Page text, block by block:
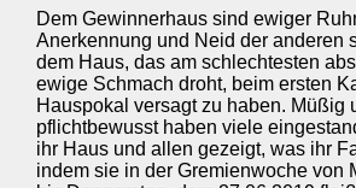
Dem Gewinnerhaus sind ewiger
Anerkennung und Neid der anderen
dem Haus, das am schlechtesten
ewige Schmach droht, beim ersten
Hauspokal versagt zu haben. Müßig
pflichtbewusst haben viele
ihr Haus und allen gezeigt, was ihr
indem sie in der Gremienwoche von